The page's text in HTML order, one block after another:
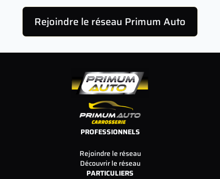
Rejoindre le réseau Primum Auto
PROFESSIONNELS
Rejoindre le réseau
Découvrir le réseau
PARTICULIERS